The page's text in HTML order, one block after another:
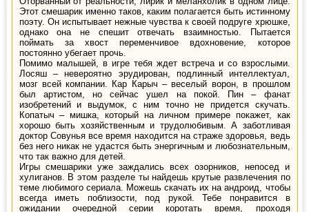
Этот смешарик именно таков, каким полагается быть истинному
поэту. Он испытывает нежные чувства к своей подруге хрюшке,
однако она не спешит отвечать взаимностью. Пытается
поймать за хвост переменчивое вдохновение, которое
постоянно убегает прочь.
Помимо малышей, в игре тебя ждет встреча и со взрослыми.
Лосяш – невероятно эрудирован, подлинный интеллектуал,
мозг всей компании. Кар Карыч – веселый ворон, в прошлом
был артистом, но сейчас ушел на покой. Пин – фанат
изобретений и выдумок, с ним точно не придется скучать.
Копатыч – мишка, который на личном примере покажет, как
хорошо быть хозяйственным и трудолюбивым. А заботливая
доктор Совунья все время находится на страже здоровья, ведь
без него никак не удастся быть энергичным и любознательным,
что так важно для детей.
Игры смешарики уже заждались всех озорников, непосед и
хулиганов. В этом разделе ты найдешь крутые развлечения по
теме любимого сериала. Можешь скачать их на андроид, чтобы
всегда иметь поблизости, под рукой. Тебе понравится в
ожидании очередной серии коротать время, проходя